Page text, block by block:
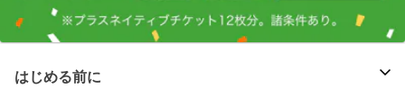
はじめる前に